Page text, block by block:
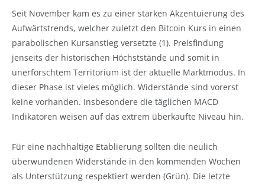
Seit November kam es zu einer starken Akzentuierung des
Aufwärtstrends, welcher zuletzt den Bitcoin Kurs in einen
parabolischen Kursanstieg versetzte (1). Preisfindung
jenseits der historischen Höchststände und somit in
unerforschtem Territorium ist der aktuelle Marktmodus. In
dieser Phase ist vieles möglich. Widerstände sind vorerst
keine vorhanden. Insbesondere die täglichen MACD
Indikatoren weisen auf das extrem überkaufte Niveau hin.
Für eine nachhaltige Etablierung sollten die neulich
überwundenen Widerstände in den kommenden Wochen
als Unterstützung respektiert werden (Grün). Die letzte